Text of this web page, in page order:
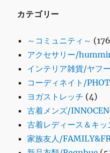
カテゴリー
～コミュニティ～
アクセサリー/
インテリア雑貨/ヤフ
コーディネイト/
ヨガストレッチ (4)
古着メンズ/
古着レディース＆キ
家族友人/